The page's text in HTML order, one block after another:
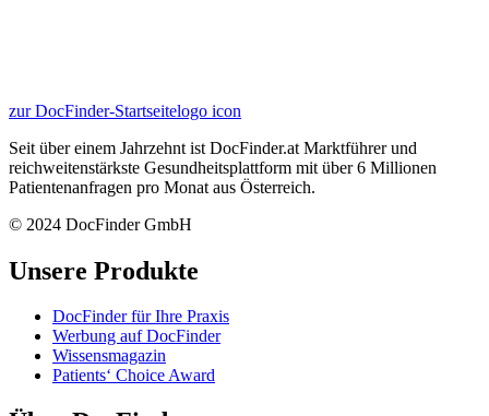
zur DocFinder-Startseitelogo icon
Seit über einem Jahrzehnt ist DocFinder.at Marktführer und
reichweitenstärkste Gesundheitsplattform mit über 6 Millionen
Patientenanfragen pro Monat aus Österreich.
© 2024 DocFinder GmbH
Unsere Produkte
DocFinder für Ihre Praxis
Werbung auf DocFinder
Wissensmagazin
Patients‘ Choice Award